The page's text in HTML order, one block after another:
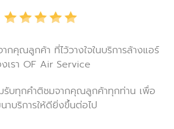
คุณลูกค้า ที่ไว้วางใจในบริการล้างแอร์
เรา OF Air Service
รับทุกคำติชมจากคุณลูกค้าทุกท่าน เพื่อ
บริการให้ดียิ่งขึ้นต่อไป